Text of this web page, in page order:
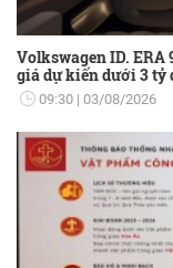
Volkswagen ID. ERA
giá dự kiến dưới 3 tỷ
09:30 03/08/2026